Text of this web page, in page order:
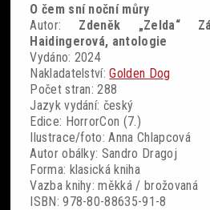
O čem sní noční můry
Autor: Zdeněk „Zelda“
Haidingerová, antologie
Vydáno: 2024
Nakladatelství:Golden Dog
Počet stran: 288
Jazyk vydání: český
Edice: HorrorCon (7.)
Ilustrace/foto: Anna Chlapcová
Autor obálky: Sandro Dragoj
Forma: klasická kniha
Vazba knihy: měkká / brožovaná
ISBN: 978-80-88635-91-8